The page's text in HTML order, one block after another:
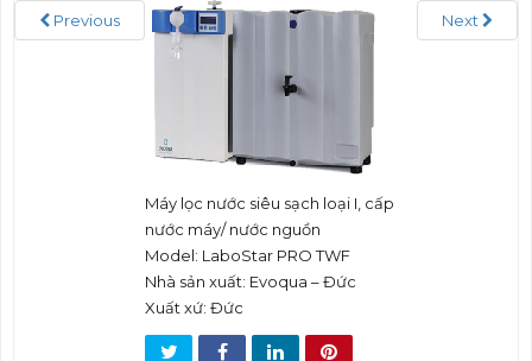
n
a
Previous Next
Máy lọc nước siêu sạch loại I, cấp
nước máy/ nước nguồn
Model: LaboStar PRO TWF
Nhà sản xuất: Evoqua – Đức
Xuất xứ: Đức